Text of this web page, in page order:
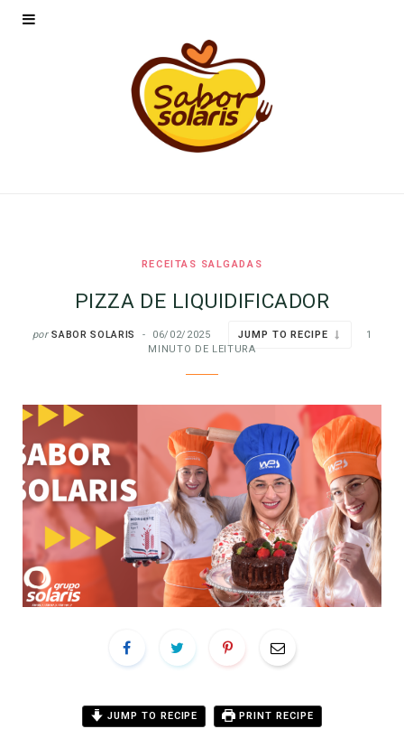
RECEITAS SALGADAS
PIZZA DE LIQUIDIFICADOR
por SABOR SOLARIS 06/02/2025 JUMP TO RECIPE
1
MINUTO DE LEITURA
JUMP TO RECIPE PRINT RECIPE